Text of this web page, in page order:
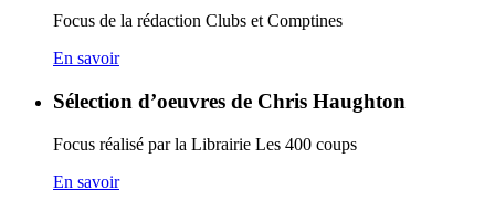
Focus de la rédaction Clubs et Comptines
En savoir
Sélection d’oeuvres de Chris Haughton
Focus réalisé par la Librairie Les 400 coups
En savoir